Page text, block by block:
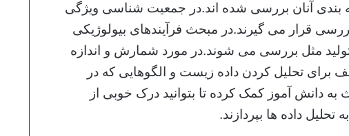
بندی آنان بررسی شده اند.در جمعیت شناسی ویژگی
قرار می گیرند.در مبحث فرآیندهای بیولوژیکی
مثل بررسی می شوند.در مورد شمارش و اندازه
برای تحلیل کردن داده زیست و الگوهایی که در
دانش آموز کمک کرده تا بتوانید درک خوبی از
داده ها بپردازند.